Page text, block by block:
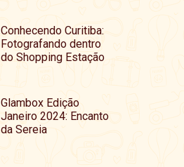
Conhecendo Curitiba:
Fotografando dentro
do Shopping Estação
Glambox Edição
Janeiro 2024: Encanto
da Sereia